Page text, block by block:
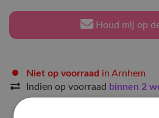
Houd mij op
Niet op voorraad in Arnhem
Indien op voorraad binnen 2